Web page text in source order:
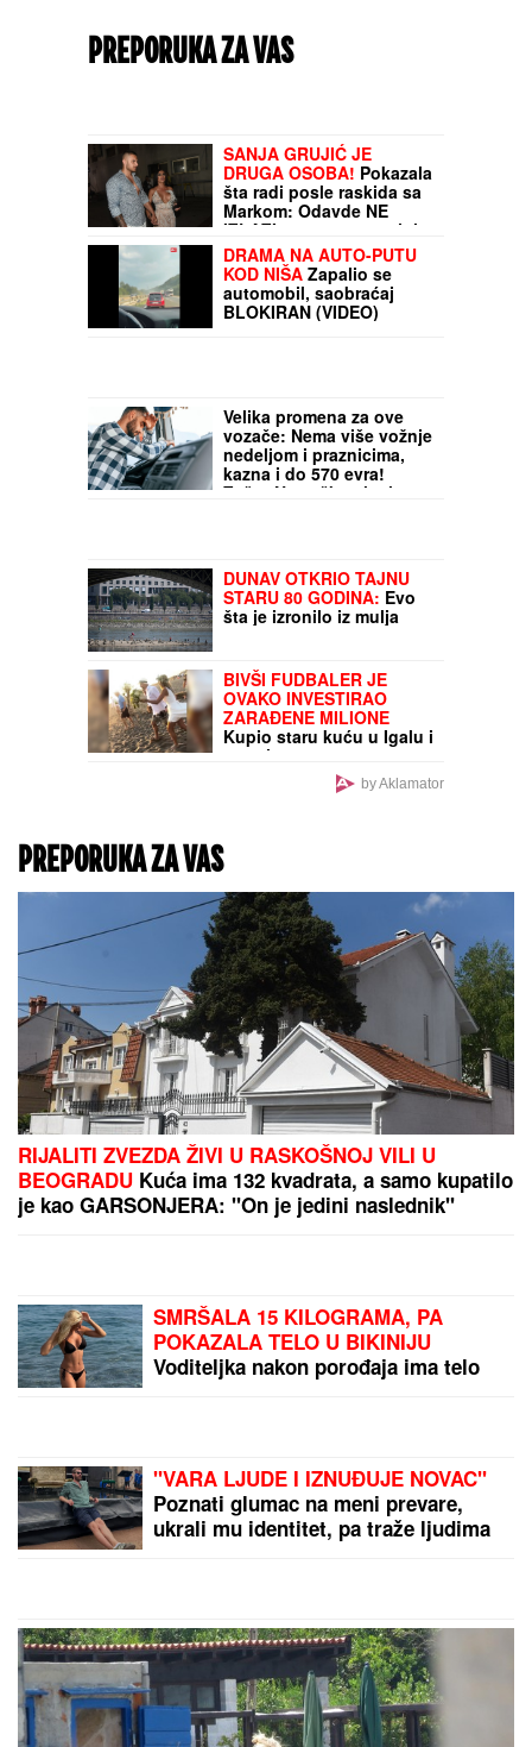
PREPORUKA ZA VAS
SANJA GRUJIĆ JE
DRUGA OSOBA!Pokazala
šta radi posle raskida sa
Markom: Odavde NE
BLOKIRAN (VIDEO)
Velika promena za ove
vozače: Nema više vožnje
nedeljom i praznicima,
kazna i do 570 evra!
Zašto Nemačka planira
zabranu
DUNAV OTKRIO TAJNU
BIVŠI FUDBALER JE
OVAKO INVESTIRAO
ZARAĐENE MILIONE
Kupio staru kuću u Igalu i
PREPORUKA ZA VAS